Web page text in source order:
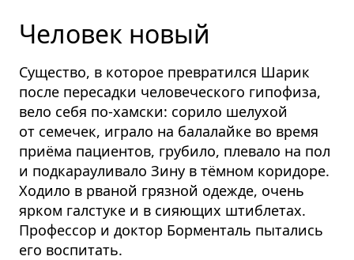
Человек новый
Существо, в которое превратился Шарик
после пересадки человеческого гипофиза,
вело себя по-хамски: сорило шелухой
от семечек, играло на балалайке во время
приёма пациентов, грубило, плевало на пол
и подкарауливало Зину в тёмном коридоре.
Ходило в рваной грязной одежде, очень
ярком галстуке и в сияющих штиблетах.
Профессор и доктор Борменталь пытались
его воспитать.